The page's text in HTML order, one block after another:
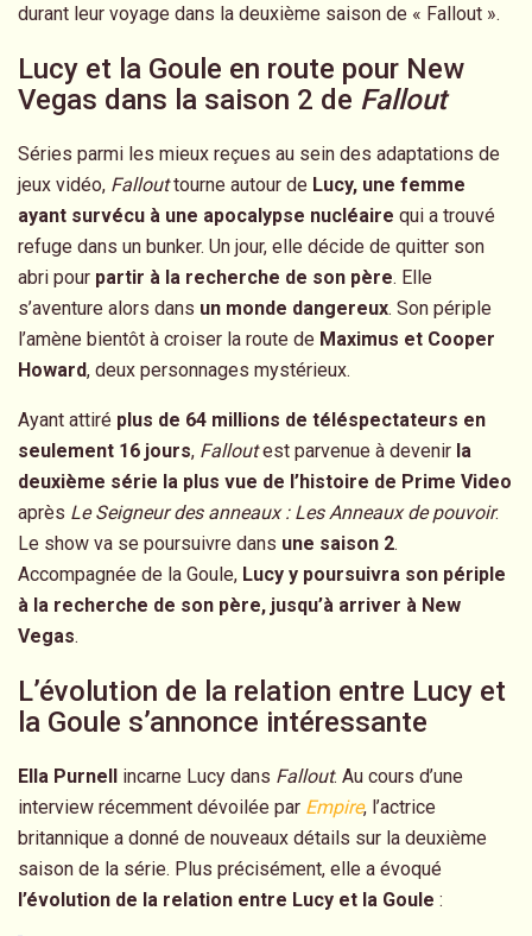
durant leur voyage dans la deuxième saison de « Fallout ».
Lucy et la Goule en route pour New
Vegas dans la saison 2 de Fallout
Séries parmi les mieux reçues au sein des adaptations de
jeux vidéo, Fallouttourne autour de Lucy, une femme
ayant survécu à une apocalypse nucléaire qui a trouvé
refuge dans un bunker. Un jour, elle décide de quitter son
abri pour partir à la recherche de son père. Elle
s’aventure alors dans un monde dangereux. Son périple
l’amène bientôt à croiser la route de Maximus et Cooper
Howard, deux personnages mystérieux.
Ayant attiré plus de 64 millions de téléspectateurs en
seulement 16 jours, Falloutest parvenue à devenir la
deuxième série la plus vue de l’histoire de Prime Video
après Le Seigneur des anneaux : Les Anneaux de pouvoir.
Le show va se poursuivre dans une saison 2.
Accompagnée de la Goule, Lucy y poursuivra son périple
à la recherche de son père, jusqu’à arriver à New
Vegas.
L’évolution de la relation entre Lucy et
la Goule s’annonce intéressante
Ella Purnell incarne Lucy dans Fallout. Au cours d’une
interview récemment dévoilée par Empire, l’actrice
britannique a donné de nouveaux détails sur la deuxième
saison de la série. Plus précisément, elle a évoqué
l’évolution de la relation entre Lucy et la Goule :